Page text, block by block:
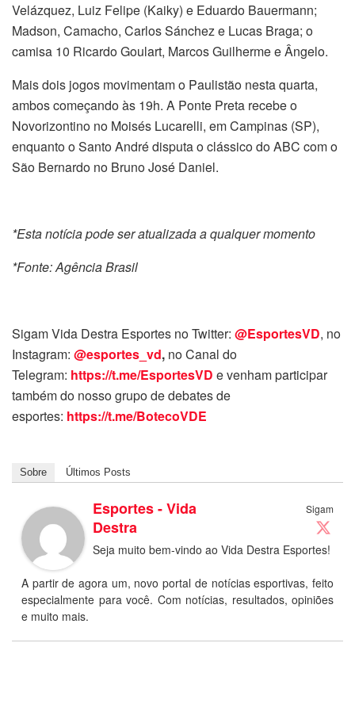
Velázquez, Luiz Felipe (Kaiky) e Eduardo Bauermann;
Madson, Camacho, Carlos Sánchez e Lucas Braga; o
camisa 10 Ricardo Goulart, Marcos Guilherme e Ângelo.
Mais dois jogos movimentam o Paulistão nesta quarta,
ambos começando às 19h. A Ponte Preta recebe o
Novorizontino no Moisés Lucarelli, em Campinas (SP),
enquanto o Santo André disputa o clássico do ABC com o
São Bernardo no Bruno José Daniel.
*Esta notícia pode ser atualizada a qualquer momento
*Fonte: Agência Brasil
Sigam Vida Destra Esportes no Twitter: @EsportesVD, no
Instagram: @esportes_vd, no Canal do
Telegram: https://t.me/EsportesVD e venham participar
também do nosso grupo de debates de
esportes: https://t.me/BotecoVDE
Sobre Últimos Posts
Sigam
Esportes - Vida
Destra
Seja muito bem-vindo ao Vida Destra Esportes!
A partir de agora um, novo portal de notícias esportivas, feito
especialmente para você. Com notícias, resultados, opiniões
e muito mais.